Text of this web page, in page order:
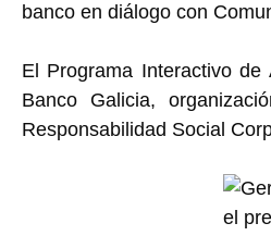
banco en diálogo con
El Programa Interactivo
Banco Galicia,
Responsabilidad Social